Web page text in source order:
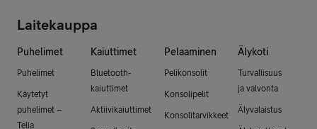
Laitekauppa
Puhelimet
Puhelimet
Käytetyt
puhelimet –
Telia
Kaiuttimet
Bluetooth-
kaiuttimet
Aktiivikaiuttimet
Pelaaminen
Pelikonsolit
Konsolipelit
Konsolitarvikkeet
Älykoti
Turvallisuus
ja valvonta
Älyvalaistus